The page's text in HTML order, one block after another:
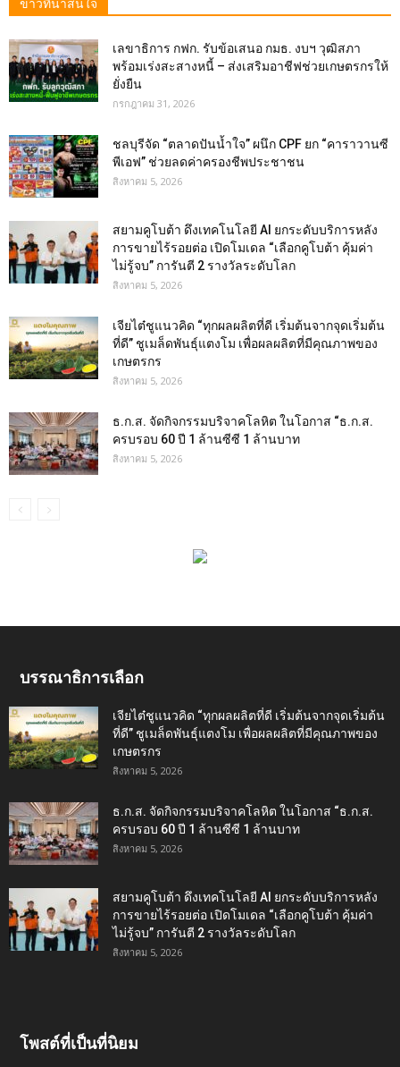
ข่าวที่น่าสนใจ
เลขาธิการ กฟก. รับข้อเสนอ กมธ. งบฯ วุฒิสภา
พร้อมเร่งสะสางหนี้ – ส่งเสริมอาชีฟช่วยเกษตรกรให้
ยั่งยืน
กรกฎาคม 31, 2026
ชลบุรีจัด “ตลาดปันน้ำใจ” ผนึก CPF ยก “คาราวานซี
พีเอฟ” ช่วยลดค่าครองชีพประชาชน
สิงหาคม 5, 2026
สยามคูโบต้า ดึงเทคโนโลยี AI ยกระดับบริการหลัง
การขายไร้รอยต่อ เปิดโมเดล “เลือกคูโบต้า คุ้มค่า
ไม่รู้จบ” การันตี 2 รางวัลระดับโลก
สิงหาคม 5, 2026
เจียไต๋ชูแนวคิด “ทุกผลผลิตที่ดี เริ่มต้นจากจุดเริ่มต้น
ที่ดี” ชูเมล็ดพันธุ์แตงโม เพื่อผลผลิตที่มีคุณภาพของ
เกษตรกร
สิงหาคม 5, 2026
ธ.ก.ส. จัดกิจกรรมบริจาคโลหิต ในโอกาส “ธ.ก.ส.
ครบรอบ 60 ปี 1 ล้านซีซี 1 ล้านบาท
สิงหาคม 5, 2026
บรรณาธิการเลือก
เจียไต๋ชูแนวคิด “ทุกผลผลิตที่ดี เริ่มต้นจากจุดเริ่มต้น
ที่ดี” ชูเมล็ดพันธุ์แตงโม เพื่อผลผลิตที่มีคุณภาพของ
เกษตรกร
สิงหาคม 5, 2026
ธ.ก.ส. จัดกิจกรรมบริจาคโลหิต ในโอกาส “ธ.ก.ส.
ครบรอบ 60 ปี 1 ล้านซีซี 1 ล้านบาท
สิงหาคม 5, 2026
สยามคูโบต้า ดึงเทคโนโลยี AI ยกระดับบริการหลัง
การขายไร้รอยต่อ เปิดโมเดล “เลือกคูโบต้า คุ้มค่า
ไม่รู้จบ” การันตี 2 รางวัลระดับโลก
สิงหาคม 5, 2026
โพสต์ที่เป็นที่นิยม